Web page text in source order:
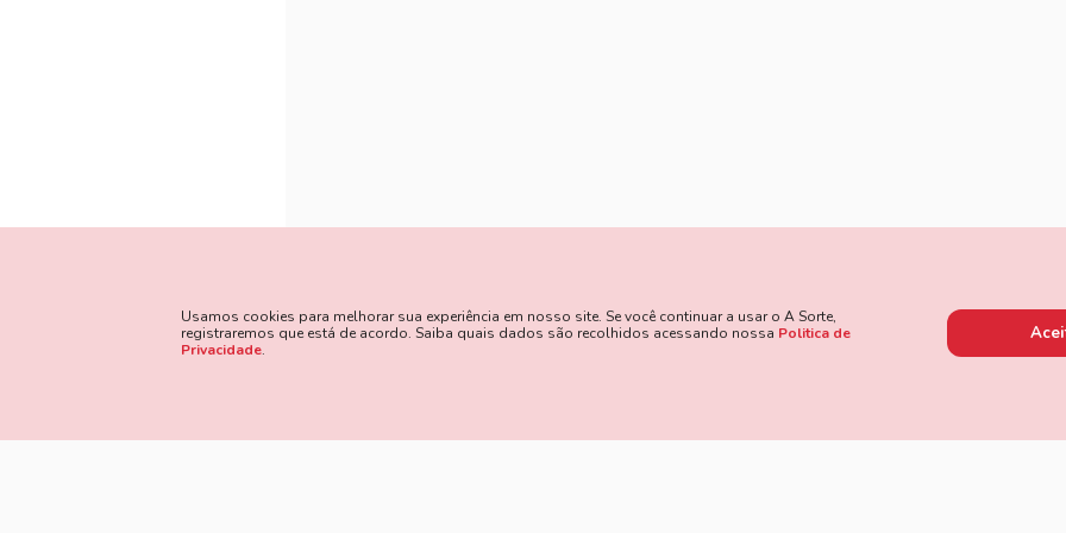
Usamos cookies para melhorar sua experiência em nosso site. Se você continuar a usar o A Sorte,
registraremos que está de acordo. Saiba quais dados são recolhidos acessando nossa Politica de
Privacidade.